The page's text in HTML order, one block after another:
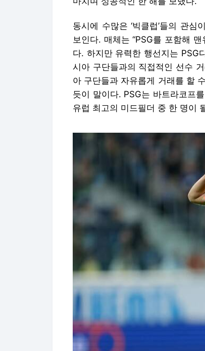
동시에 수많은 ‘빅클럽’들의 관
보인다. 매체는 “PSG를 포함해
다. 하지만 유력한 행선지는 PSG
시아 구단들과의 직접적인 선수
아 구단들과 자유롭게 거래를 할
듯이 말이다. PSG는 바트라코프
유럽 최고의 미드필더 중 한 명이